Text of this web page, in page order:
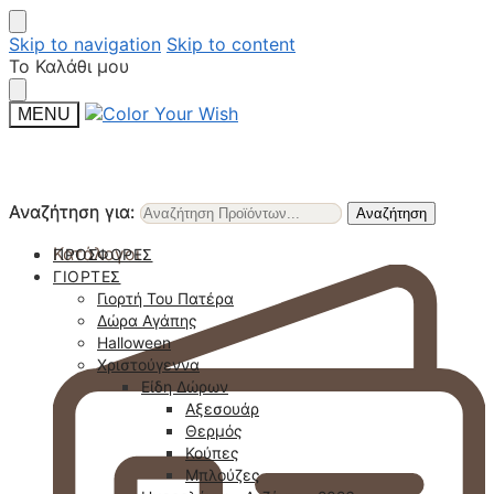
Skip to navigation Skip to content
Το Καλάθι μου
MENU
Αναζήτηση για: Αναζήτηση
Κατάλογοι
Αναζήτηση για: Αναζήτηση
ΠΡΟΣΦΟΡΈΣ
ΓΙΟΡΤΈΣ
Γιορτή Του Πατέρα
Δώρα Αγάπης
Halloween
Χριστούγεννα
Είδη Δώρων
Αξεσουάρ
Θερμός
Κούπες
Μπλούζες